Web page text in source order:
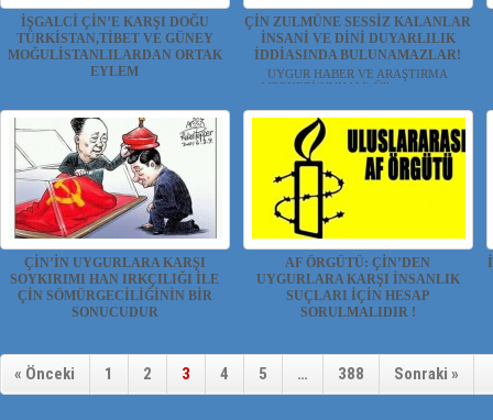
İŞGALCİ ÇİN’E KARŞI DOĞU
TÜRKİSTAN,TİBET VE GÜNEY
MOĞULİSTANLILARDAN ORTAK
EYLEM
ÇİN ZULMÜNE SESSİZ KALANLAR
İNSANİ VE DİNİ DUYARLILIK
İDDİASINDA BULUNAMAZLAR!
UYGUR HABER VE ARAŞTIRMA
MERKEZİ(UYHAM) Ülkemizin en ...
ÇİN’İN UYGURLARA KARŞI
SOYKIRIMI HAN IRKÇILIĞI İLE
ÇİN SÖMÜRGECİLİĞİNİN BİR
SONUCUDUR
AF ÖRGÜTÜ: ÇİN’DEN
UYGURLARA KARŞI İNSANLIK
SUÇLARI İÇİN HESAP
SORULMALIDIR !
« Önceki 1 2 3 4 5 … 388 Sonraki »